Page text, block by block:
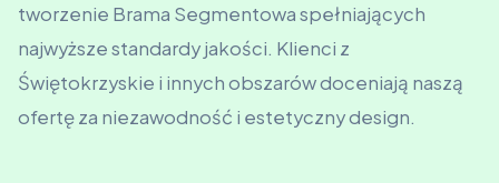
tworzenie Brama Segmentowa spełniających
najwyższe standardy jakości. Klienci z
Świętokrzyskie i innych obszarów doceniają naszą
ofertę za niezawodność i estetyczny design.